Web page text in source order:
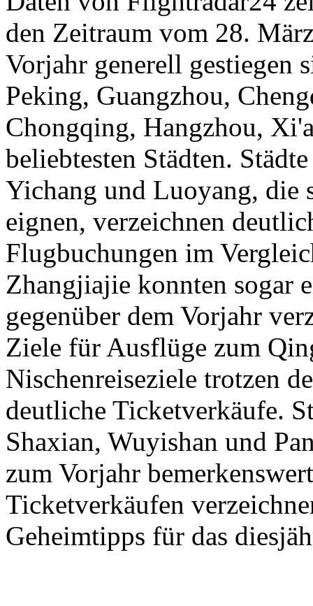
den Zeitraum vom 28.
Vorjahr generell gestiegen
Peking, Guangzhou,
Chongqing, Hangzhou,
beliebtesten Städten.
Yichang und Luoyang, die
eignen, verzeichnen
Flugbuchungen im
Zhangjiajie konnten sogar
gegenüber dem Vorjahr
Ziele für Ausflüge zum
Nischenreiseziele trotzen
deutliche Ticketverkäufe.
Shaxian, Wuyishan und
zum Vorjahr
Ticketverkäufen
Geheimtipps für das